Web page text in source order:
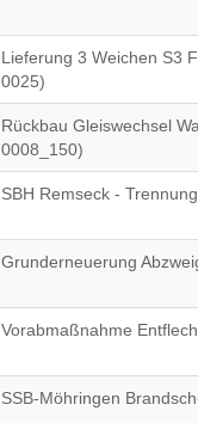
Lieferung 3 Weichen S3
0025)
Rückbau Gleiswechsel
0008_150)
SBH Remseck -
Grunderneuerung
Vorabmaßnahme
SSB-Möhringen